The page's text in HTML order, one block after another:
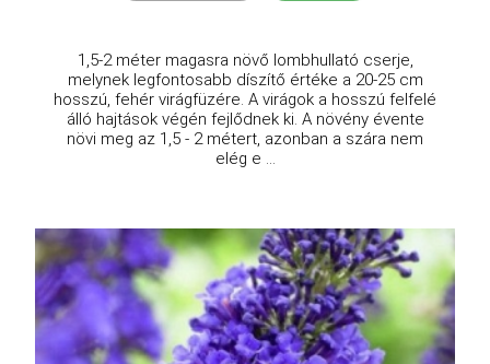
1,5-2 méter magasra növő lombhullató cserje,
melynek legfontosabb díszítő értéke a 20-25 cm
hosszú, fehér virágfüzére. A virágok a hosszú felfelé
álló hajtások végén fejlődnek ki. A növény évente
növi meg az 1,5 - 2 métert, azonban a szára nem
elég e ...